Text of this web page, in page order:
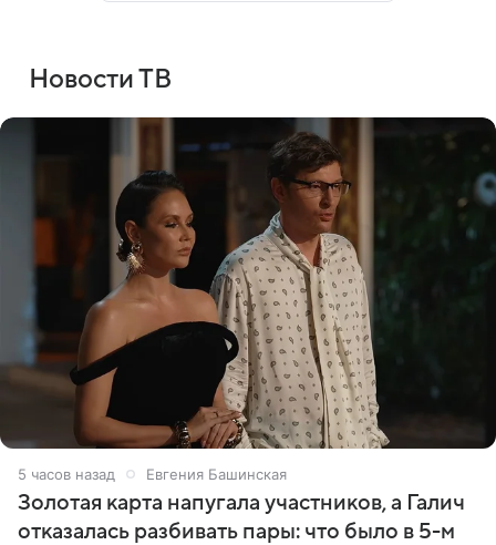
Новости ТВ
5 часов назад Евгения Башинская
Золотая карта напугала участников, а Галич
отказалась разбивать пары: что было в 5-м